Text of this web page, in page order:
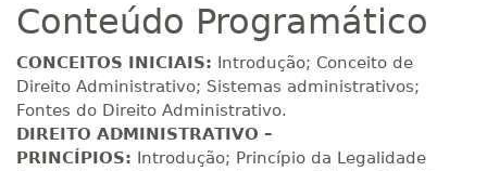
160 H 20 dias 60 dias
R$ 793,10
Matricular
180 H 23dias 90dias
Matricular
Conteúdo Programático
CONCEITOS INICIAIS: Introdução; Conceito de
Direito Administrativo; Sistemas administrativos;
Fontes do Direito Administrativo.
DIREITO ADMINISTRATIVO –
PRINCÍPIOS: Introdução; Princípio da Legalidade